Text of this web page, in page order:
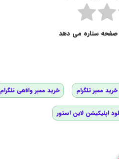
صفحه ستاره می دهد
خرید ممبر تلگرام خرید ممبر واقعی تلگرام
اپلیکیشن لاین استور